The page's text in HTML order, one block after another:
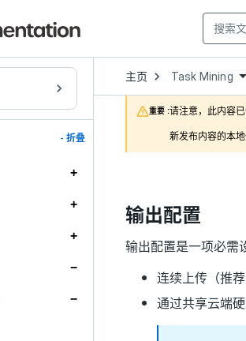
- 折叠
主页 Open
Dropdown
to
choose
product
Task Mining
重要 :请注意，此内容
新发布内容的本
输出配置
输出配置是一项必需
连续上传（推
通过共享云端